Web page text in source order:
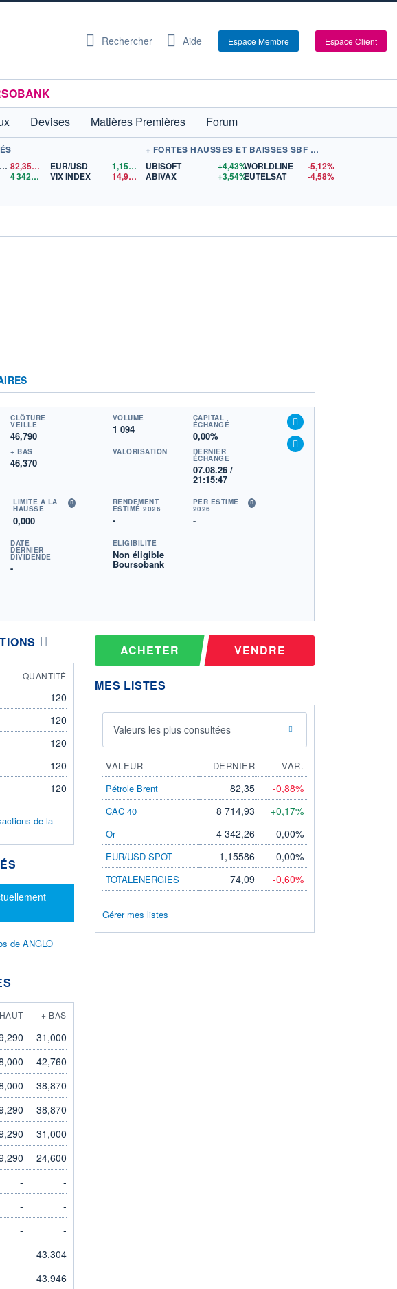
Rechercher Aide Espace Membre Espace Client
Devises Matières Premières
Forum
PÉTROLE BRENT
82,35
$US
4 342,26 $US
EUR/USD 1,1559
$US
VIX INDEX
14,90$US
+ FORTES HAUSSES ET BAISSES SBF 120
UBISOFT
+4,43%
ABIVAX
+3,54%
WORLDLINE
-5,12%
EUTELSAT
-4,58%
CLÔTURE
VEILLE
46,790
+ BAS
46,370
VOLUME
1 094
CAPITAL
ÉCHANGÉ
0,00%
VALORISATION DERNIER
ÉCHANGE
07.08.26 /
21:15:47
LIMITE À LA
HAUSSE
0,000
RENDEMENT
ESTIMÉ 2026
-
PER ESTIMÉ
2026
-
DATE
DERNIER
DIVIDENDE
-
ÉLIGIBILITÉ
Non éligible
Boursobank
QUANTITÉ
120
120
120
120
120
de la
de ANGLO
+ BAS
31,000
42,760
38,870
38,870
31,000
24,600
-
-
-
-
-
-
43,304
43,946
ACHETER VENDRE
MES LISTES
Valeurs les plus consultées
VALEUR DERNIER
VAR.
Pétrole Brent
82,35 -0,88%
CAC 40 8 714,93 +0,17%
Or 4 342,26 0,00%
EUR/USD SPOT 1,15586 0,00%
TOTALENERGIES 74,09 -0,60%
Gérer mes listes